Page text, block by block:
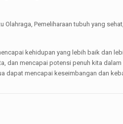
Pemeliharaan tubuh yang
kehidupan yang lebih baik dan
mencapai potensi penuh kita
dapat mencapai keseimbangan dan